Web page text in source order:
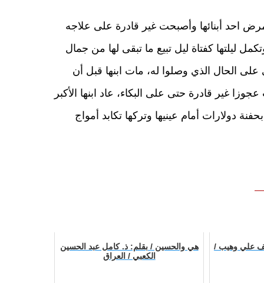
أبنائها وأصبحت غير قادرة على علاجه
ليلتها كفتاة ليل تبيع ما تبقى لها من جمال
على الحال الذي وصلوا له، مات ابنها قبل أن
غير قادرة حتى على البكاء، عاد ابنها الأكبر
دولارات أمام عينيها وتركها تكابد أمواج
علي وهيب /
هي والحسين / بقلم: ذ. كامل عبد الحسين
الكعبي / العراق